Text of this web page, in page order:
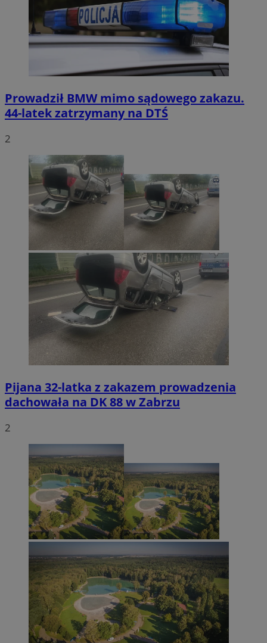
Prowadził BMW mimo sądowego zakazu.
44-latek zatrzymany na DTŚ
2
Pijana 32-latka z zakazem prowadzenia
dachowała na DK 88 w Zabrzu
2